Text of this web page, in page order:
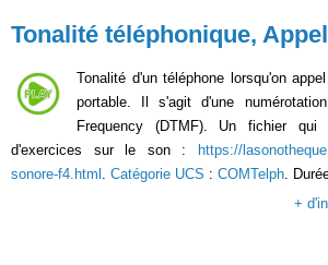
Tonalité téléphonique, Appel
Tonalité d'un téléphone lorsqu'on
portable. Il s'agit d'une
Frequency (DTMF). Un fichier qui
d'exercices sur le son :
https://
sonore-f4.html . Catégorie UCS : COMTelph.
+